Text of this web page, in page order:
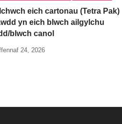
eich cartonau (Tetra Pak)
yn eich blwch ailgylchu
blwch canol
24, 2026